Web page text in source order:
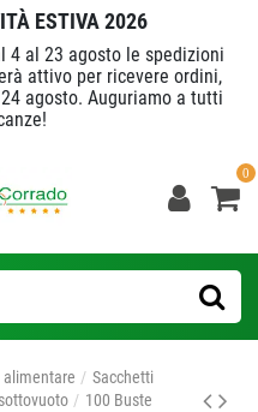
ESTIVA 2026
al 23 agosto le spedizioni
attivo per ricevere ordini,
agosto. Auguriamo a tutti
0
alimentare
Sacchetti
100 Buste